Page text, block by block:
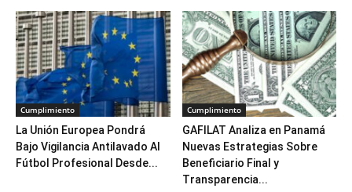
Cumplimiento
La Unión Europea Pondrá
Bajo Vigilancia Antilavado Al
Fútbol Profesional Desde...
Cumplimiento
GAFILAT Analiza en Panamá
Nuevas Estrategias Sobre
Beneficiario Final y
Transparencia...